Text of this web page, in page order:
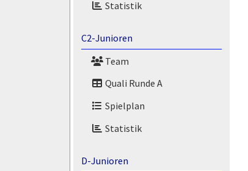
Statistik
C2-Junioren
Team
Quali Runde A
Spielplan
Statistik
D-Junioren